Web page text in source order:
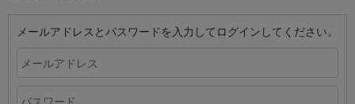
メールアドレスとパスワードを入力してログインしてください。